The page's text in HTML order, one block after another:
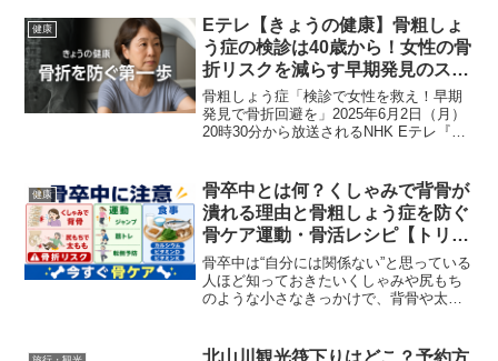
強クラスの毒で命の危機！女子高生の体
から衝撃の生き物が！（...
健康
Eテレ【きょうの健康】骨粗しょ
う症の検診は40歳から！女性の骨
折リスクを減らす早期発見のスス
メ｜2025年6月2日
骨粗しょう症「検診で女性を救え！早期
発見で骨折回避を」2025年6月2日（月）
20時30分から放送されるNHK Eテレ『き
す。タイトルは「検診で女性を救え！早
期発見で骨...
健康
骨卒中とは何？くしゃみで背骨が
潰れる理由と骨粗しょう症を防ぐ
骨ケア運動・骨活レシピ【トリセ
ツショーで紹介】
骨卒中は“自分には関係ない”と思っている
人ほど知っておきたいくしゃみや尻もち
のような小さなきっかけで、背骨や太も
変わるトリセツショー(骨ケアで健康革
北山川観光筏下りはどこ？予約方